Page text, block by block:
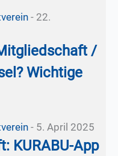
- 22.
/
Wichtige
- 5. April 2025
KURABU-App